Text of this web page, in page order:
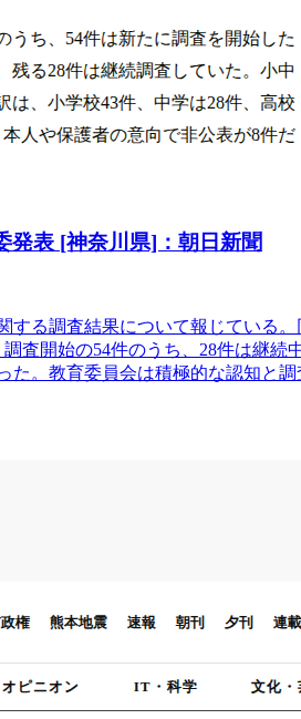
表 [神奈川県]：朝日新聞
る調査結果について報じている
査開始の54件のうち、28件は継
。教育委員会は積極的な認知と